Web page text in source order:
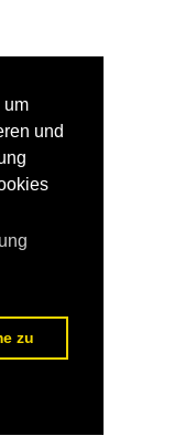
ganze Züge
Triebköpfe oder Züge
um
und
zu